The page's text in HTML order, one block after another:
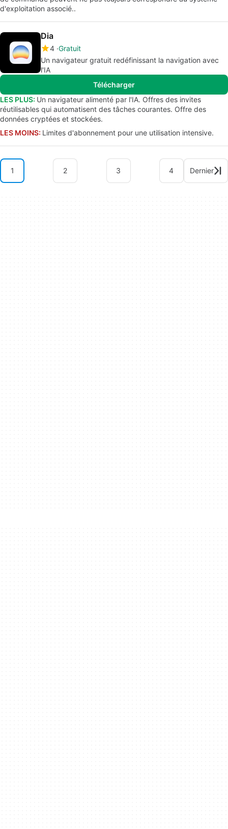
d'exploitation associé..
Dia
4 Gratuit
Un navigateur gratuit redéfinissant la navigation avec
l'IA
Télécharger
LES PLUS: Un navigateur alimenté par l'IA. Offres des invites
réutilisables qui automatisent des tâches courantes. Offre des
données cryptées et stockées.
LES MOINS: Limites d'abonnement pour une utilisation intensive.
1 2 3 4 Dernier